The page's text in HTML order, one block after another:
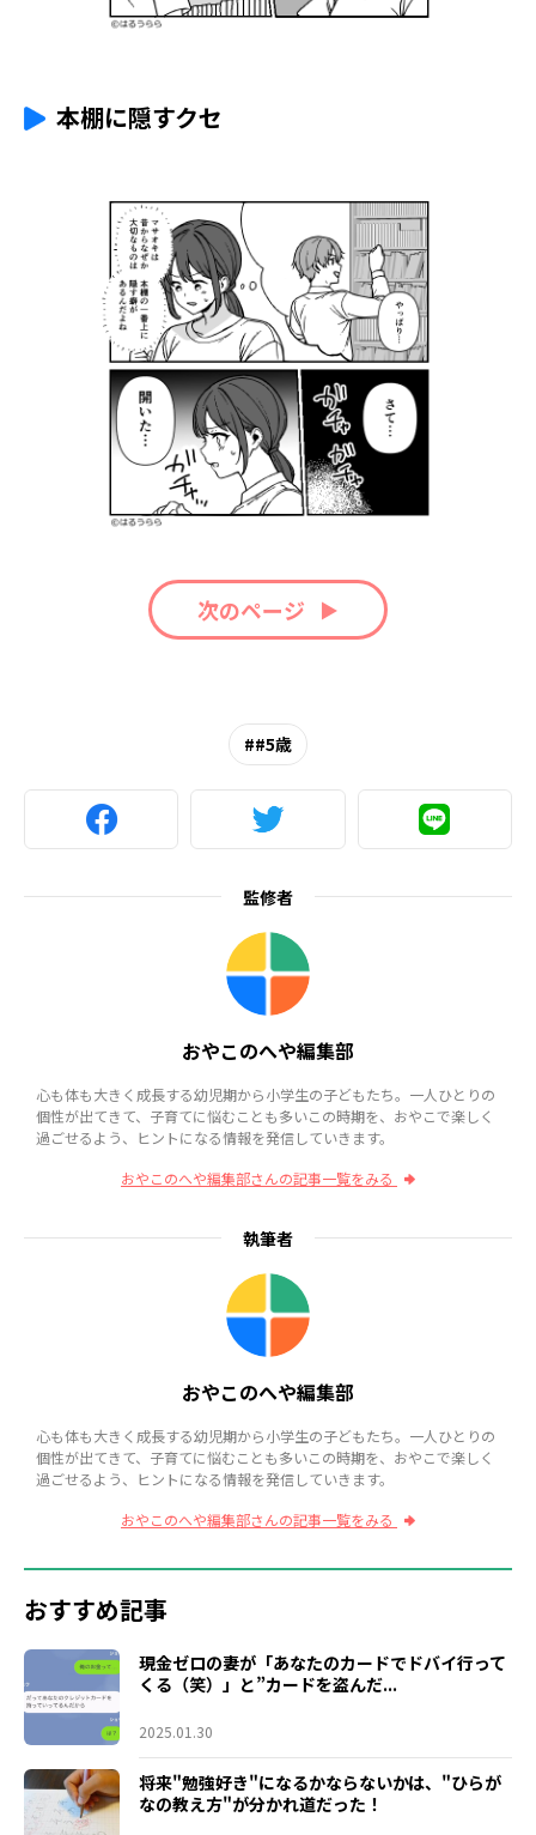
本棚に隠すクセ
次のページ
#5歳
監修者
おやこのへや編集部
心も体も大きく成長する幼児期から小学生の子どもたち。一人ひとりの
個性が出てきて、子育てに悩むことも多いこの時期を、おやこで楽しく
過ごせるよう、ヒントになる情報を発信していきます。
おやこのへや編集部さんの記事一覧をみる
執筆者
おやこのへや編集部
心も体も大きく成長する幼児期から小学生の子どもたち。一人ひとりの
個性が出てきて、子育てに悩むことも多いこの時期を、おやこで楽しく
過ごせるよう、ヒントになる情報を発信していきます。
おやこのへや編集部さんの記事一覧をみる
おすすめ記事
現金ゼロの妻が「あなたのカードでドバイ行って
くる（笑）」と”カードを盗んだ...
2025.01.30
将来"勉強好き"になるかならないかは、"ひらが
なの教え方"が分かれ道だった！